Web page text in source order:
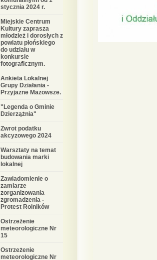
stycznia 2024 r.
Miejskie Centrum
Kultury zaprasza
młodzież i dorosłych z
powiatu płońskiego
do udziału w
konkursie
fotograficznym.
Ankieta Lokalnej
Grupy Działania -
Przyjazne Mazowsze.
"Legenda o Gminie
Dzierzążnia"
Zwrot podatku
akcyzowego 2024
Warsztaty na temat
budowania marki
lokalnej
Zawiadomienie o
zamiarze
zorganizowania
zgromadzenia -
Protest Rolników
Ostrzeżenie
meteorologiczne Nr
15
Ostrzeżenie
meteorologiczne Nr